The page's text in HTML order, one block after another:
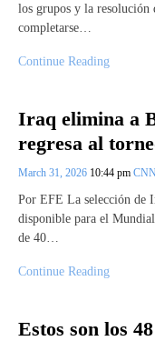
los grupos y la resolución
completarse…
Continue Reading
Iraq elimina a
regresa al
March 31, 2026 10:44 pm
Por EFE La selección de
disponible para el
de 40…
Continue Reading
Estos son los